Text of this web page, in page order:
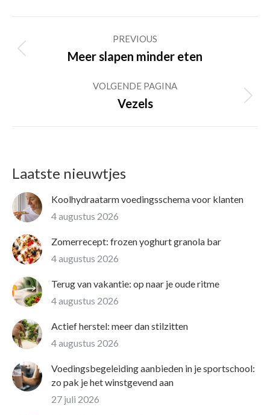
navigation
PREVIOUS
Previous
Meer slapen minder eten
VOLGENDE PAGINA
Volgende
Vezels
Laatste nieuwtjes
Koolhydraatarm voedingsschema voor klanten
4 augustus 2026
Zomerrecept: frozen yoghurt granola bar
4 augustus 2026
Terug van vakantie: op naar je oude ritme
4 augustus 2026
Actief herstel: meer dan stilzitten
4 augustus 2026
Voedingsbegeleiding aanbieden in je sportschool:
zo pak je het winstgevend aan
27 juli 2026